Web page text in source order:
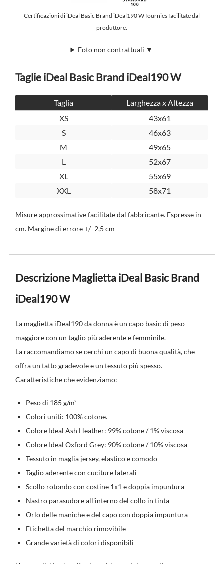
Certificazioni di iDeal Basic Brand iDeal190 W fournies facilitate dal
produttore.
Foto non contrattuali ▼
Taglie iDeal Basic Brand iDeal190 W
Taglia
Larghezza x Altezza
XS
43x61
S
46x63
M
49x65
L
52x67
XL
55x69
XXL
58x71
Misure approssimative facilitate dal fabbricante. Espresse in
cm. Margine di errore +/- 2,5 cm
Descrizione Maglietta iDeal Basic Brand
iDeal190 W
La maglietta iDeal190 da donna è un capo basic di peso
maggiore con un taglio più aderente e femminile.
La raccomandiamo se cerchi un capo di buona qualità, che
offra un tatto gradevole e un tessuto più spesso.
Caratteristiche che evidenziamo:
Peso di 185 g/m²
Colori uniti: 100% cotone.
Colore Ideal Ash Heather: 99% cotone / 1% viscosa
Colore Ideal Oxford Grey: 90% cotone / 10% viscosa
Tessuto in maglia jersey, elastico e comodo
Taglio aderente con cuciture laterali
Scollo rotondo con costine 1x1 e doppia impuntura
Nastro parasudore all'interno del collo in tinta
Orlo delle maniche e del capo con doppia impuntura
Etichetta del marchio rimovibile
Grande varietà di colori disponibili